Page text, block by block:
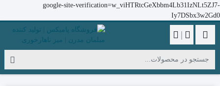
google-site-verification=w_viHTRtcGeXbbm4Lb31IzNLt5ZJ7-
Iy7DSbx3w2Gd0
|